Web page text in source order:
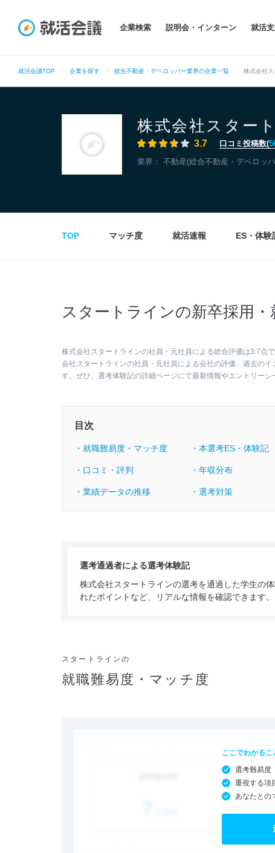
企業検索 説明会・インターン 就活
就活会議TOP 企業を探す 総合不動産・デベロッパー業界の企業一覧 株式会社
株式会社スター
3.7 口コミ投稿数(
業界： 不動産(総合不動産・デベロッ
TOP マッチ度 就活速報 ES・体験
スタートラインの新卒採用・
株式会社スタートラインの社員・元社員による総合評価は3.7点
会社スタートラインの社員・元社員による会社の評価、過去の
す。ぜひ、選考体験記の詳細ページにて最新情報やエントリー
目次
・就職難易度・マッチ度 ・本選考ES・体験記
・口コミ・評判 ・年収分布
・業績データの推移 ・選考対策
選考通過者による選考体験記
株式会社スタートラインの選考を通過した学生の
れたポイントなど、リアルな情報を確認できます。
スタートラインの
就職難易度・マッチ度
ここでわかるこ
選考難易度
重視する項
あなたとの